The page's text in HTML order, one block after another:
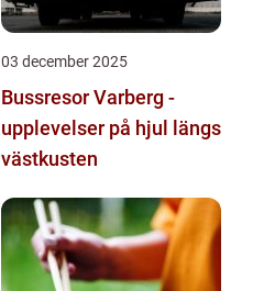
03 december 2025
Bussresor Varberg -
upplevelser på hjul längs
västkusten